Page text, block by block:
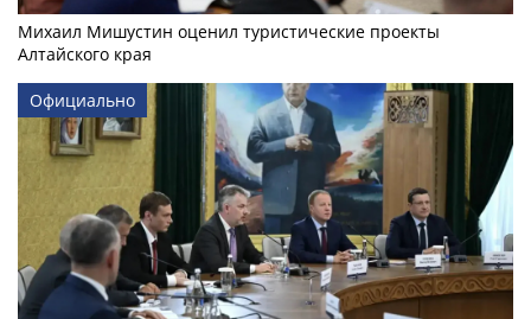
Михаил Мишустин оценил туристические проекты
Алтайского края
Официально